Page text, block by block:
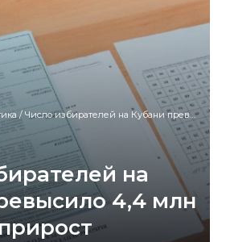
/ Число избирателей на Кубани превысило 4,4 млн человек: прирост составил 5,5%
на
4,4 млн